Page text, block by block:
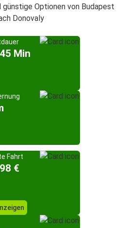
günstige Optionen von Budapest
Donovaly
Min
Fahrt
€